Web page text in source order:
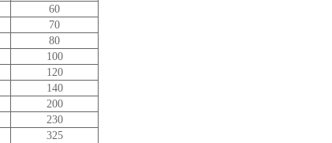
60
70
80
100
120
140
200
230
325